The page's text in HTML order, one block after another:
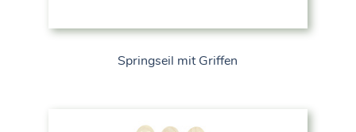
Springseil mit Griffen